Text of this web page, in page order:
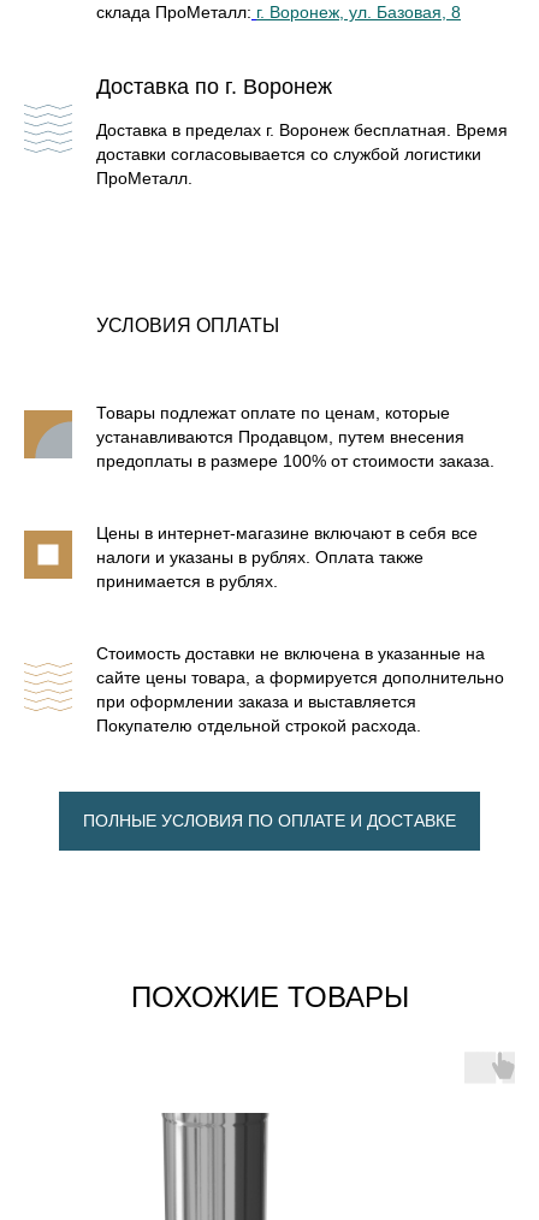
склада ПроМеталл: г. Воронеж, ул. Базовая, 8
Доставка по г. Воронеж
Доставка в пределах г. Воронеж бесплатная. Время
доставки согласовывается со службой логистики
ПроМеталл.
УСЛОВИЯ ОПЛАТЫ
Товары подлежат оплате по ценам, которые
устанавливаются Продавцом, путем внесения
предоплаты в размере 100% от стоимости заказа.
Цены в интернет-магазине включают в себя все
налоги и указаны в рублях. Оплата также
принимается в рублях.
Стоимость доставки не включена в указанные на
сайте цены товара, а формируется дополнительно
при оформлении заказа и выставляется
Покупателю отдельной строкой расхода.
ПОЛНЫЕ УСЛОВИЯ ПО ОПЛАТЕ И ДОСТАВКЕ
ПОХОЖИЕ ТОВАРЫ
ОТОПИТЕЛЬНЫЕ ПЕЧИ
БАННЫЕ ПЕЧИ В ЛАМЕЛЯХ